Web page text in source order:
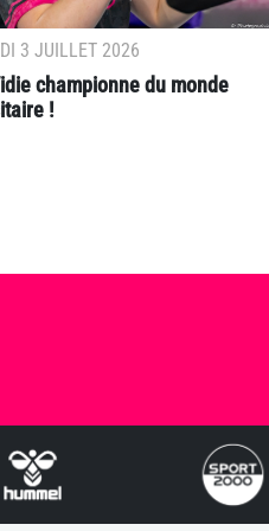
3 JUILLET 2026
championne du monde
!